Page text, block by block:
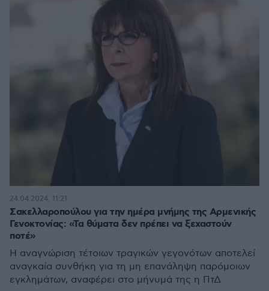
Σακελλαροπούλου για την ημέρα μνήμης της Αρμενικής
Γενοκτονίας: «Τα θύματα δεν πρέπει να ξεχαστούν
ποτέ»
Η αναγνώριση τέτοιων τραγικών γεγονότων αποτελεί
αναγκαία συνθήκη για τη μη επανάληψη παρόμοιων
εγκλημάτων, αναφέρει στο μήνυμά της η ΠτΔ
24.04.2024, 11:21